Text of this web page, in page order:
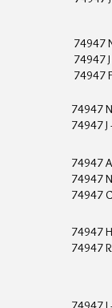
74947
74947
74947
74947
74947 J
74947
74947
74947
74947
74947